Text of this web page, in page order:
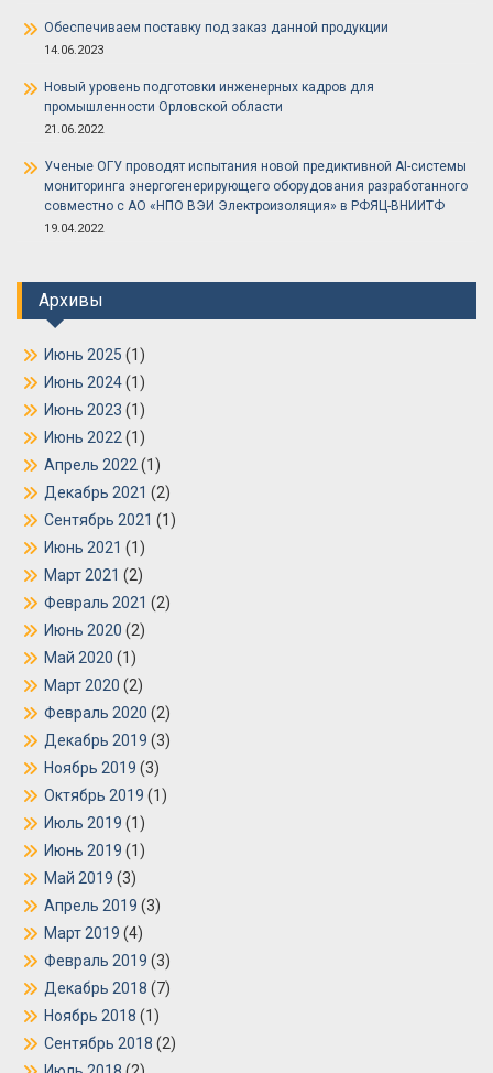
Обеспечиваем поставку под заказ данной продукции
14.06.2023
Новый уровень подготовки инженерных кадров для
промышленности Орловской области
21.06.2022
Ученые ОГУ проводят испытания новой предиктивной AI-системы
мониторинга энергогенерирующего оборудования разработанного
совместно с АО «НПО ВЭИ Электроизоляция» в РФЯЦ-ВНИИТФ
19.04.2022
Архивы
Июнь 2025 (1)
Июнь 2024(1)
Июнь 2023 (1)
Июнь 2022 (1)
Апрель 2022 (1)
Декабрь 2021 (2)
Сентябрь 2021 (1)
Июнь 2021 (1)
Март 2021 (2)
Февраль 2021 (2)
Июнь 2020 (2)
Май 2020 (1)
Март 2020 (2)
Февраль 2020 (2)
Декабрь 2019 (3)
Ноябрь 2019 (3)
Октябрь 2019 (1)
Июль 2019 (1)
Июнь 2019 (1)
Май 2019 (3)
Апрель 2019 (3)
Март 2019 (4)
Февраль 2019 (3)
Декабрь 2018 (7)
Ноябрь 2018 (1)
Сентябрь 2018 (2)